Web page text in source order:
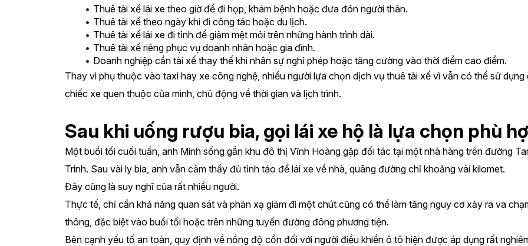
Thuê tài xế lái xe theo giờ để đi họp, khám bệnh hoặc đưa đón người thân.
Thuê tài xế theo ngày khi đi công tác hoặc du lịch.
Thuê tài xế lái xe đi tỉnh để giảm mệt mỏi trên những hành trình dài.
Thuê tài xế riêng phục vụ doanh nhân hoặc gia đình.
Doanh nghiệp cần tài xế thay thế khi nhân sự nghỉ phép hoặc tăng cường vào thời điểm cao điểm.
Thay vì phụ thuộc vào taxi hay xe công nghệ, nhiều người lựa chọn dịch vụ thuê tài xế vì vẫn có thể sử dụng
chiếc xe quen thuộc của mình, chủ động về thời gian và lịch trình.
Sau khi uống rượu bia, gọi lái xe hộ là lựa chọn phù
Một buổi tối cuối tuần, anh Minh sống gần khu đô thị Vĩnh Hoàng gặp đối tác tại một nhà hàng trên đường
Trinh. Sau vài ly bia, anh vẫn cảm thấy đủ tỉnh táo để lái xe về nhà, quãng đường chỉ khoảng vài kilomet.
Đây cũng là suy nghĩ của rất nhiều người.
Thực tế, chỉ cần khả năng quan sát và phản xạ giảm đi một chút cũng có thể làm tăng nguy cơ xảy ra va
thông, đặc biệt vào buổi tối hoặc trên những tuyến đường đông phương tiện.
Bên cạnh yếu tố an toàn, quy định về nồng độ cồn đối với người điều khiển ô tô hiện được áp dụng rất